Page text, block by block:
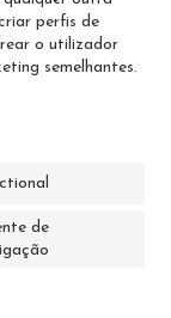
perfis de
o utilizador
semelhantes.
de